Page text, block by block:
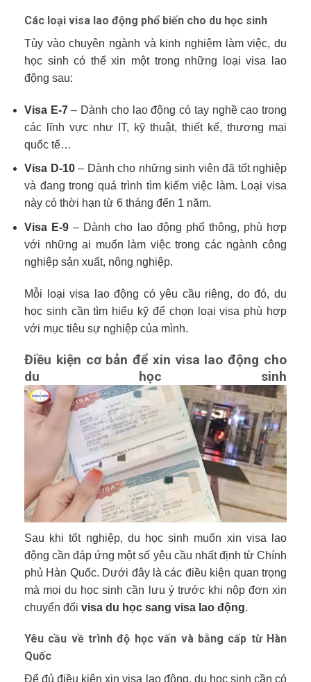
Các loại visa lao động phổ biến cho du học sinh
Tùy vào chuyên ngành và kinh nghiệm làm việc, du
học sinh có thể xin một trong những loại visa lao
động sau:
Visa E-7– Dành cho lao động có tay nghề cao trong
các lĩnh vực như IT, kỹ thuật, thiết kế, thương mại
quốc tế…
Visa D-10– Dành cho những sinh viên đã tốt nghiệp
và đang trong quá trình tìm kiếm việc làm. Loại visa
này có thời hạn từ 6 tháng đến 1 năm.
Visa E-9 – Dành cho lao động phổ thông, phù hợp
với những ai muốn làm việc trong các ngành công
nghiệp sản xuất, nông nghiệp.
Mỗi loại visa lao động có yêu cầu riêng, do đó, du
học sinh cần tìm hiểu kỹ để chọn loại visa phù hợp
với mục tiêu sự nghiệp của mình.
Điều kiện cơ bản để xin visa lao động cho
du học sinh
Sau khi tốt nghiệp, du học sinh muốn xin visa lao
động cần đáp ứng một số yêu cầu nhất định từ Chính
phủ Hàn Quốc. Dưới đây là các điều kiện quan trọng
mà mọi du học sinh cần lưu ý trước khi nộp đơn xin
chuyển đổi visa du học sang visa lao động.
Yêu cầu về trình độ học vấn và bằng cấp từ Hàn
Quốc
Để đủ điều kiện xin visa lao động, du học sinh cần có